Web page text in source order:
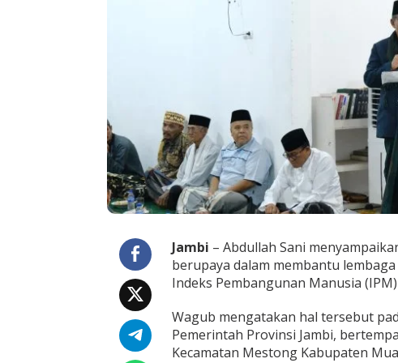
i
i
T
e
r
u
s
B
e
p
a
y
M
e
m
b
Jambi – Abdullah Sani
berupaya dalam membantu
Indeks Pembangunan Manusia
Wagub mengatakan hal tersebut
Pemerintah Provinsi Jambi,
Kecamatan Mestong Kabupaten